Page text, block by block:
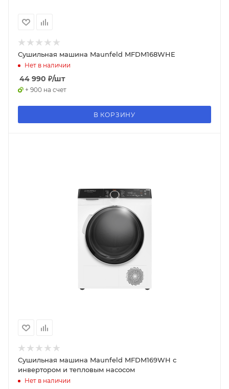
Сушильная машина Maunfeld MFDM168WHE
Нет в наличии
44 990 ₽/шт
+ 900 на счет
В КОРЗИНУ
Сушильная машина Maunfeld MFDM169WH с
инвертором и тепловым насосом
Нет в наличии